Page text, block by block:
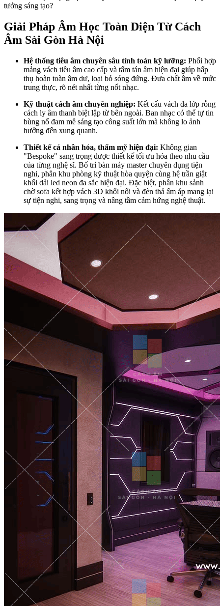
tưởng sáng tạo?
Giải Pháp Âm Học Toàn Diện Từ Cách
Âm Sài Gòn Hà Nội
Hệ thống tiêu âm chuyên sâu tính toán kỹ lưỡng: Phối hợp
mảng vách tiêu âm cao cấp và tấm tán âm hiện đại giúp hấp
thụ hoàn toàn âm dư, loại bỏ sóng đứng. Đưa chất âm về mức
trung thực, rõ nét nhất từng nốt nhạc.
Kỹ thuật cách âm chuyên nghiệp: Kết cấu vách đa lớp rỗng
cách ly âm thanh biệt lập từ bên ngoài. Ban nhạc có thể tự tin
bùng nổ đam mê sáng tạo công suất lớn mà không lo ảnh
hưởng đến xung quanh.
Thiết kế cá nhân hóa, thẩm mỹ hiện đại: Không gian
"Bespoke" sang trọng được thiết kế tối ưu hóa theo nhu cầu
của từng nghệ sĩ. Bố trí bàn máy master chuyên dụng tiện
nghi, phân khu phòng kỹ thuật hòa quyện cùng hệ trần giật
khối dải led neon đa sắc hiện đại. Đặc biệt, phân khu sảnh
chờ sofa kết hợp vách 3D khối nổi và đèn thả ấm áp mang lại
sự tiện nghi, sang trọng và nâng tầm cảm hứng nghệ thuật.